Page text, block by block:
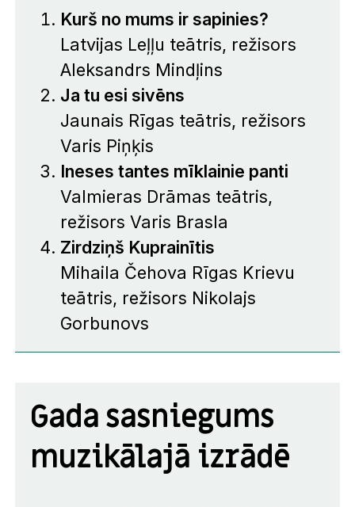
Kurš no mums ir sapinies?
Latvijas Leļļu teātris, režisors
Aleksandrs Mindļins
Ja tu esi sivēns
Jaunais Rīgas teātris, režisors
Varis Piņķis
Ineses tantes mīklainie panti
Valmieras Drāmas teātris,
režisors Varis Brasla
Zirdziņš Kuprainītis
Mihaila Čehova Rīgas Krievu
teātris, režisors Nikolajs
Gorbunovs
Gada sasniegums
muzikālajā izrādē